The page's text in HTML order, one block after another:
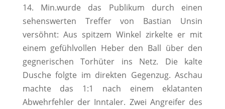
14. Min.wurde das Publikum durch einen
sehenswerten Treffer von Bastian Unsin
versöhnt: Aus spitzem Winkel zirkelte er mit
einem gefühlvollen Heber den Ball über den
gegnerischen Torhüter ins Netz. Die kalte
Dusche folgte im direkten Gegenzug. Aschau
machte das 1:1 nach einem eklatanten
Abwehrfehler der Inntaler. Zwei Angreifer des